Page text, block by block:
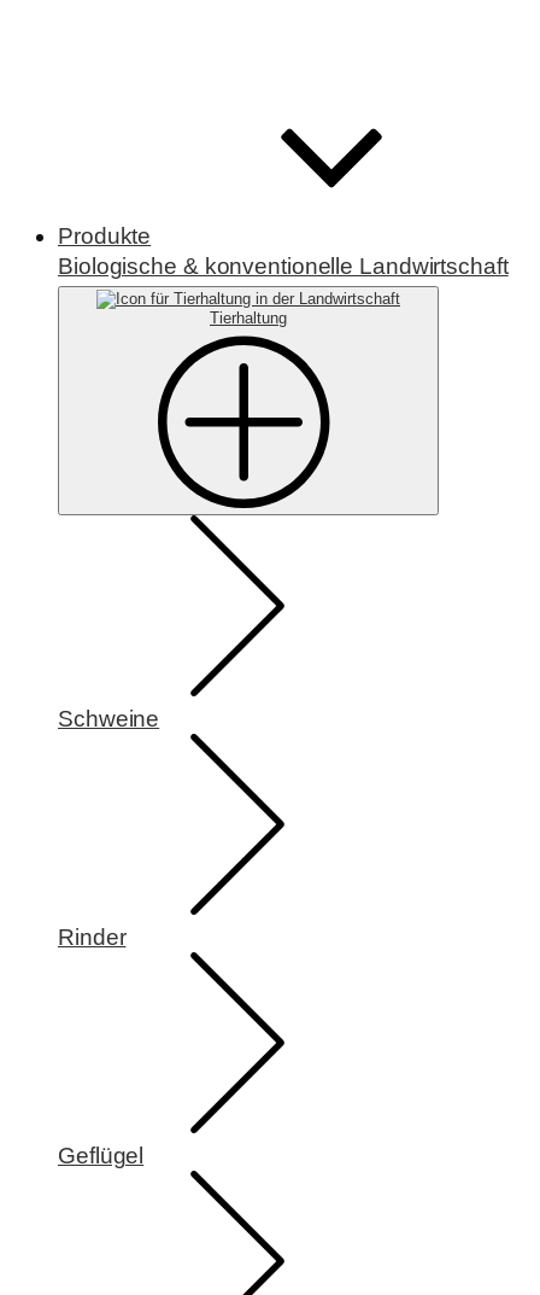
Produkte
Biologische & konventionelle Landwirtschaft
Tierhaltung
Schweine
Rinder
Geflügel